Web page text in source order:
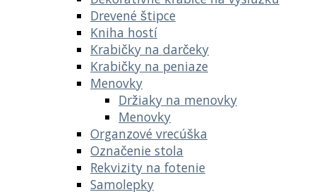
Drevené štipce
Kniha hostí
Krabičky na darčeky
Krabičky na peniaze
Menovky
Držiaky na menovky
Menovky
Organzové vrecúška
Označenie stola
Rekvizity na fotenie
Samolepky